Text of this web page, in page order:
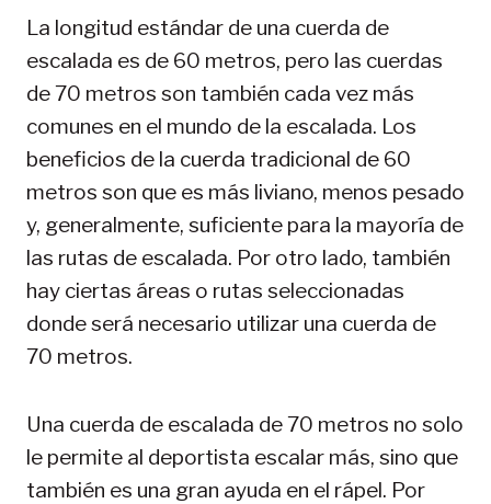
La longitud estándar de una cuerda de
escalada es de 60 metros, pero las cuerdas
de 70 metros son también cada vez más
comunes en el mundo de la escalada. Los
beneficios de la cuerda tradicional de 60
metros son que es más liviano, menos pesado
y, generalmente, suficiente para la mayoría de
las rutas de escalada. Por otro lado, también
hay ciertas áreas o rutas seleccionadas
donde será necesario utilizar una cuerda de
70 metros.
Una cuerda de escalada de 70 metros no solo
le permite al deportista escalar más, sino que
también es una gran ayuda en el rápel. Por